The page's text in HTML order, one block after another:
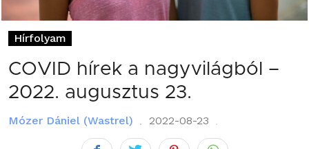
Hírfolyam
COVID hírek a nagyvilágból –
2022. augusztus 23.
Mózer Dániel (Wastrel) 2022-08-23